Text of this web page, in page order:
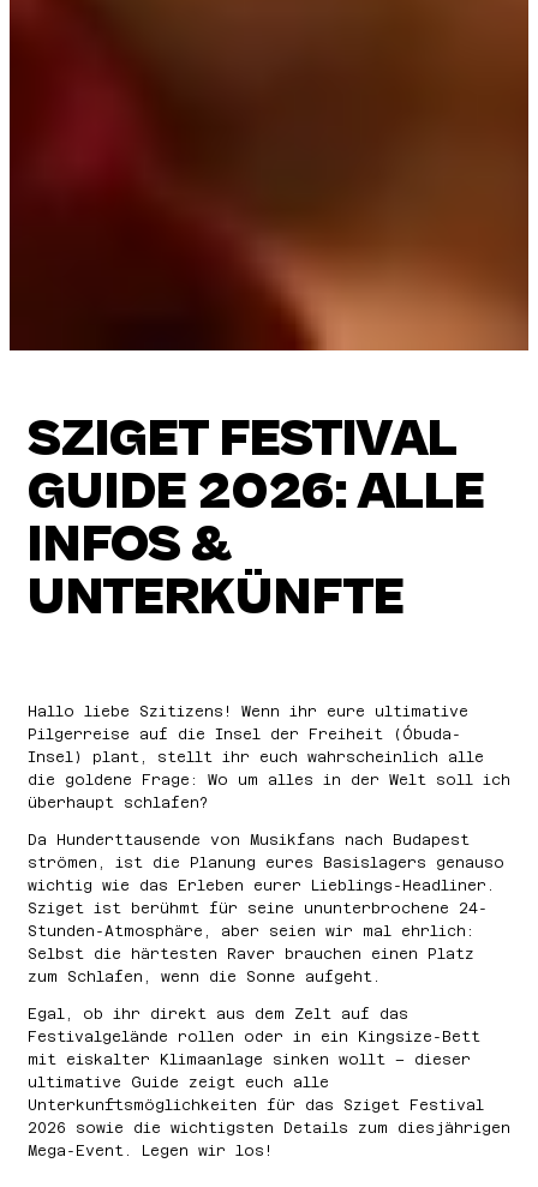
SZIGET FESTIVAL
GUIDE 2026: ALLE
INFOS &
UNTERKÜNFTE
Hallo liebe Szitizens! Wenn ihr eure ultimative
Pilgerreise auf die Insel der Freiheit (Óbuda-
Insel) plant, stellt ihr euch wahrscheinlich alle
die goldene Frage: Wo um alles in der Welt soll ich
überhaupt schlafen?
Da Hunderttausende von Musikfans nach Budapest
strömen, ist die Planung eures Basislagers genauso
wichtig wie das Erleben eurer Lieblings-Headliner.
Sziget ist berühmt für seine ununterbrochene 24-
Stunden-Atmosphäre, aber seien wir mal ehrlich:
Selbst die härtesten Raver brauchen einen Platz
zum Schlafen, wenn die Sonne aufgeht.
Egal, ob ihr direkt aus dem Zelt auf das
Festivalgelände rollen oder in ein Kingsize-Bett
mit eiskalter Klimaanlage sinken wollt – dieser
ultimative Guide zeigt euch alle
Unterkunftsmöglichkeiten für das Sziget Festival
2026 sowie die wichtigsten Details zum diesjährigen
Mega-Event. Legen wir los!